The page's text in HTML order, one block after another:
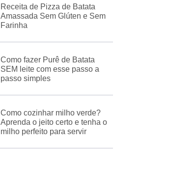
Receita de Pizza de Batata
Amassada Sem Glúten e Sem
Farinha
Como fazer Purê de Batata
SEM leite com esse passo a
passo simples
Como cozinhar milho verde?
Aprenda o jeito certo e tenha o
milho perfeito para servir